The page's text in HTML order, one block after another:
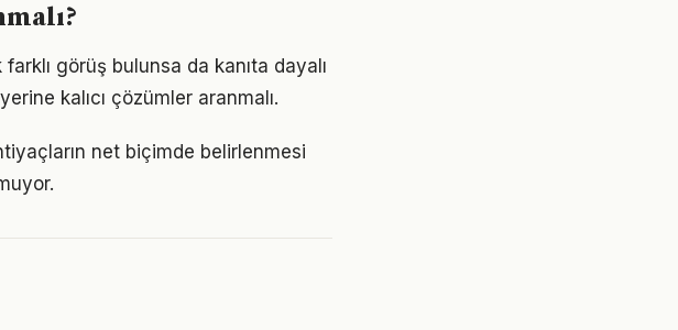
görüş bulunsa da kanıta dayalı
kalıcı çözümler aranmalı.
net biçimde belirlenmesi